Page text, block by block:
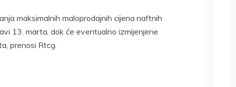
maksimalnih maloprodajnih cijena naftnih
13. marta, dok će eventualno izmijenjene
prenosi Rtcg.